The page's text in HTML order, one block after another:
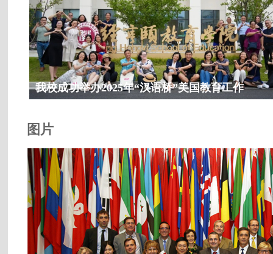
:
我校成功举办2025年“汉语桥”美国教育工作
图片